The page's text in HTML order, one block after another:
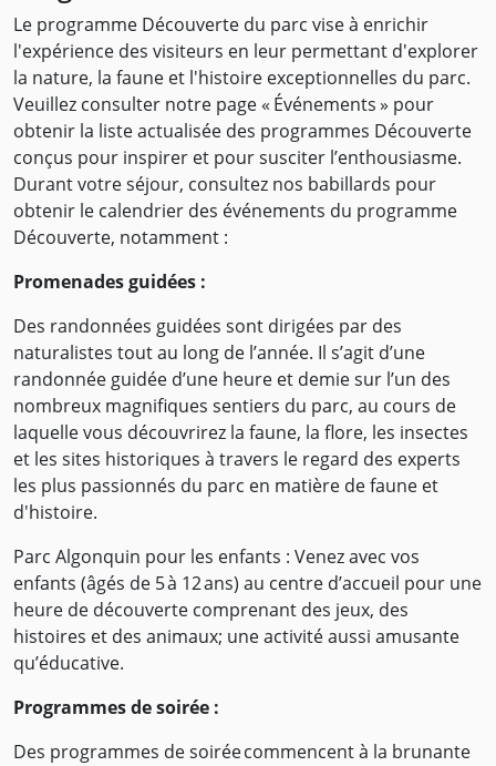
Le programme Découverte du parc vise à enrichir
l'expérience des visiteurs en leur permettant d'explorer
la nature, la faune et l'histoire exceptionnelles du parc.
Veuillez consulter notre page « Événements » pour
obtenir la liste actualisée des programmes Découverte
conçus pour inspirer et pour susciter l’enthousiasme.
Durant votre séjour, consultez nos babillards pour
obtenir le calendrier des événements du programme
Découverte, notamment :
Promenades guidées :
Des randonnées guidées sont dirigées par des
naturalistes tout au long de l’année. Il s’agit d’une
randonnée guidée d’une heure et demie sur l’un des
nombreux magnifiques sentiers du parc, au cours de
laquelle vous découvrirez la faune, la flore, les insectes
et les sites historiques à travers le regard des experts
les plus passionnés du parc en matière de faune et
d'histoire.
Parc Algonquin pour les enfants : Venez avec vos
enfants (âgés de 5 à 12 ans) au centre d’accueil pour une
heure de découverte comprenant des jeux, des
histoires et des animaux; une activité aussi amusante
qu’éducative.
Programmes de soirée :
Des programmes de soirée commencent à la brunante